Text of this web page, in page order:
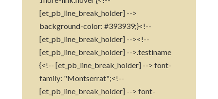
[et_pb_line_break_holder] -->
background-color: #393939;}<!--
[et_pb_line_break_holder] --><!--
[et_pb_line_break_holder] -->.testiname
{<!-- [et_pb_line_break_holder] --> font-
family: "Montserrat";<!--
[et_pb_line_break_holder] --> font-